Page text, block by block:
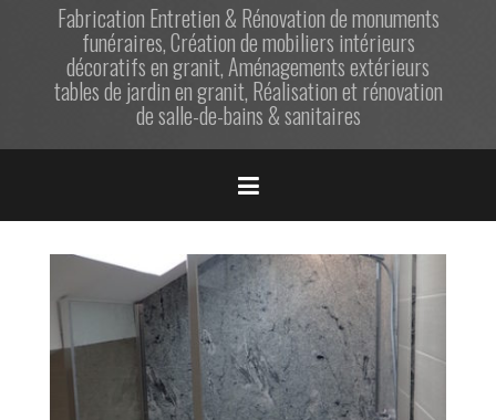
Fabrication Entretien & Rénovation de monuments
funéraires, Création de mobiliers intérieurs
décoratifs en granit, Aménagements extérieurs
tables de jardin en granit, Réalisation et rénovation
de salle-de-bains & sanitaires